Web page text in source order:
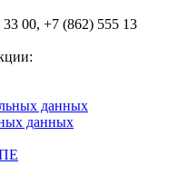
00, +7 (862) 555 13
данных
данных